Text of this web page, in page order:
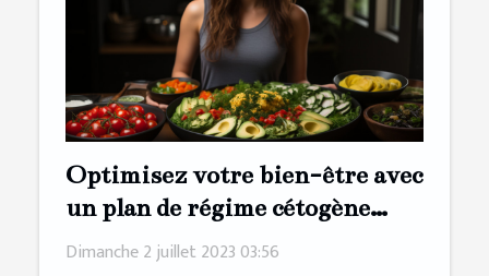
Optimisez votre bien-être avec
un plan de régime cétogène
personnalisé
Dimanche 2 juillet 2023 03:56